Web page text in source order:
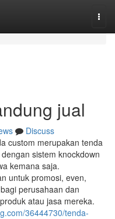
jual
Discuss
custom merupakan tenda
sistem knockdown
kemana saja.
untuk promosi, even,
perusahaan dan
atau jasa mereka.
36444730/tenda-